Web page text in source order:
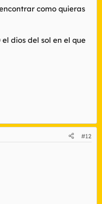
como quieras
dios del sol en el que
#12